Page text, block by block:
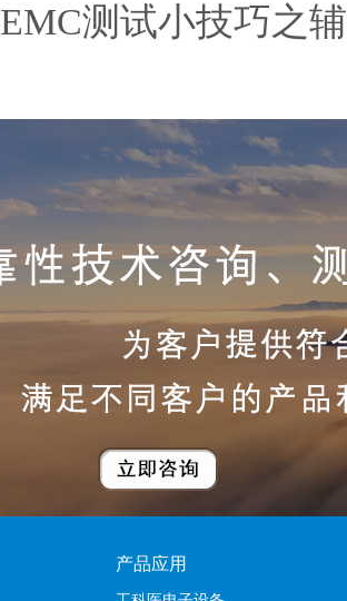
EMC测试小技巧之
产品应用